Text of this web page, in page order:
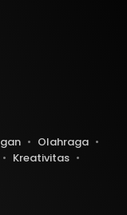
Olahraga
Kreativitas